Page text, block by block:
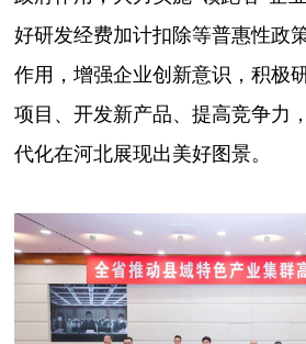
好研发经费加计扣除等普惠性政
作用，增强企业创新意识，积极
项目、开发新产品、提高竞争力
代化在河北展现出美好图景。